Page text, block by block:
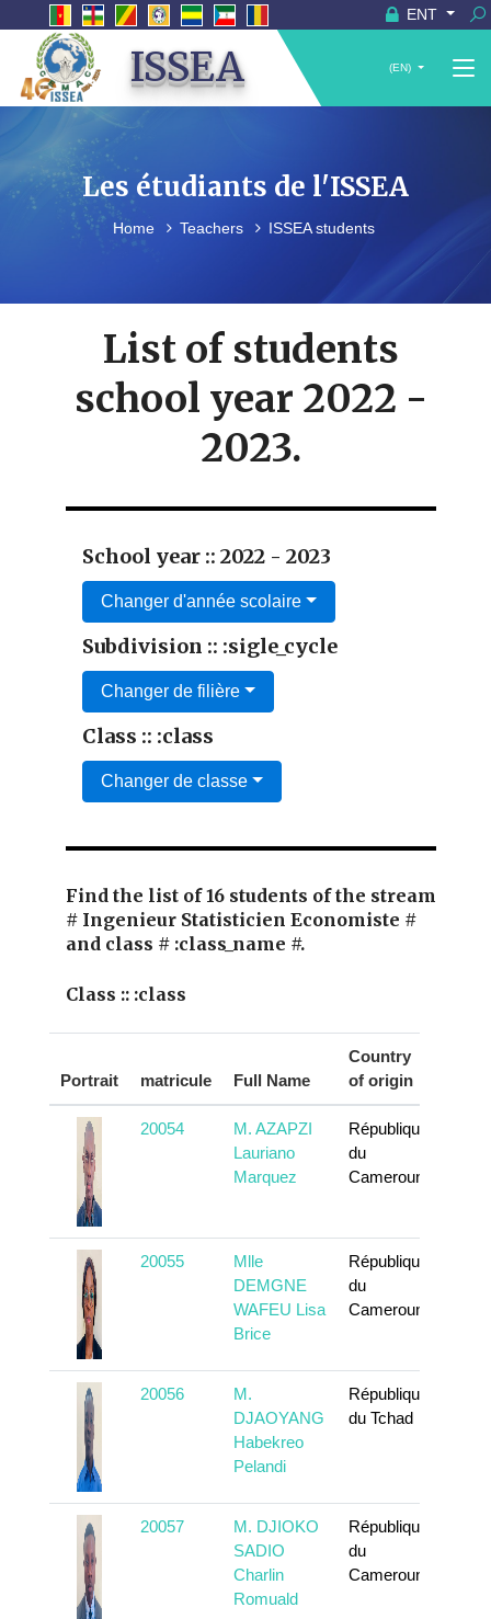
ENT
ISSEA (EN)
Les étudiants de l'ISSEA
Home Teachers ISSEA students
List of students
school year 2022 -
2023.
School year :: 2022 - 2023
Changer d'année scolaire
Subdivision :: :sigle_cycle
Changer de filière
Class :: :class
Changer de classe
Find the list of 16 students of the stream
# Ingenieur Statisticien Economiste #
and class # :class_name #.
Class :: :class
Portrait matricule Full Name
Country
of origin
20054
M. AZAPZI
Lauriano
Marquez
République
du
Cameroun
20055
Mlle
DEMGNE
WAFEU Lisa
Brice
République
du
Cameroun
20056
M.
DJAOYANG
Habekreo
Pelandi
République
du Tchad
20057
M. DJIOKO
SADIO
Charlin
Romuald
République
du
Cameroun